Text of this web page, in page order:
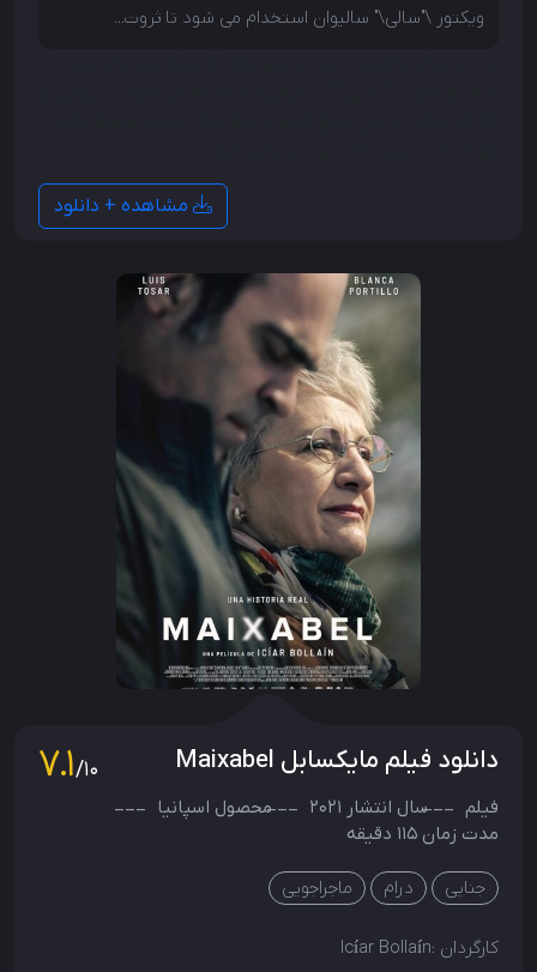
ویکتور \"سالی\" سالیوان استخدام می شود تا ثروت...
مشاهده + دانلود
دانلود فیلم مایکسابل Maixabel 7.1/10
فیلم سال انتشار 2021 محصول اسپانیا
مدت زمان 115 دقیقه
جنایی درام ماجراجویی
کارگردان :Icíar Bollaín